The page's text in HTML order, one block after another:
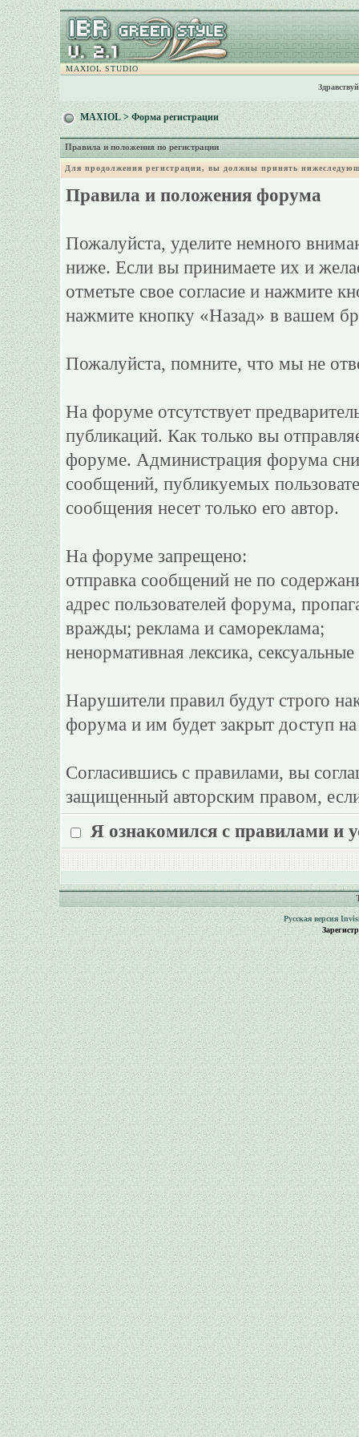
MAXIOL STUDIO
MAXIOL> Форма регистрации
Правила и положения по регистрации
Для продолжения регистрации, вы должны принять
Правила и положения форума
Пожалуйста, уделите немного
ниже. Если вы принимаете их и
отметьте свое согласие и нажмите
нажмите кнопку «Назад» в вашем
Пожалуйста, помните, что мы не
На форуме отсутствует
публикаций. Как только вы
форуме. Администрация форума
сообщений, публикуемых
сообщения несет только его автор.
На форуме запрещено:
отправка сообщений не по
адрес пользователей форума,
вражды; реклама и самореклама;
ненормативная лексика,
Нарушители правил будут строго
форума и им будет закрыт доступ
Согласившись с правилами, вы
защищенный авторским правом,
Я ознакомился с правилами и
Русская версия